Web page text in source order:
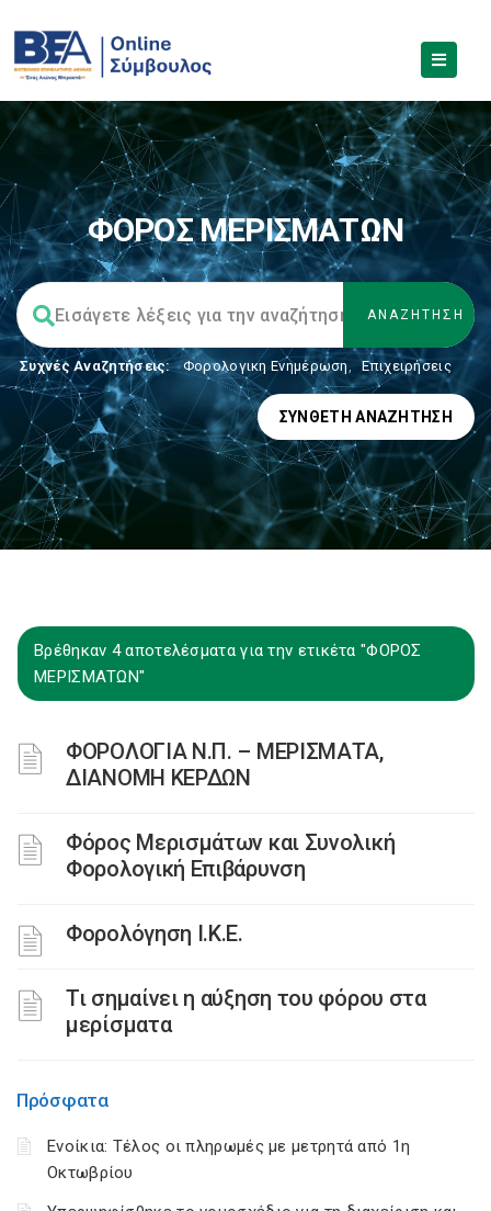
ΦΟΡΟΣ ΜΕΡΙΣΜΑΤΩΝ
Συχνές Αναζητήσεις: Φορολογικη Ενημέρωση, Επιχειρήσεις
ΣΎΝΘΕΤΗ ΑΝΑΖΉΤΗΣΗ
Βρέθηκαν 4 αποτελέσματα για την ετικέτα "ΦΟΡΟΣ
ΜΕΡΙΣΜΑΤΩΝ"
ΦΟΡΟΛΟΓΙΑ Ν.Π. – ΜΕΡΙΣΜΑΤΑ,
ΔΙΑΝΟΜΗ ΚΕΡΔΩΝ
Φόρος Μερισμάτων και Συνολική
Φορολογική Επιβάρυνση
Φορολόγηση Ι.Κ.Ε.
Τι σημαίνει η αύξηση του φόρου στα
μερίσματα
Πρόσφατα
Ενοίκια: Τέλος οι πληρωμές με μετρητά από 1η
Οκτωβρίου